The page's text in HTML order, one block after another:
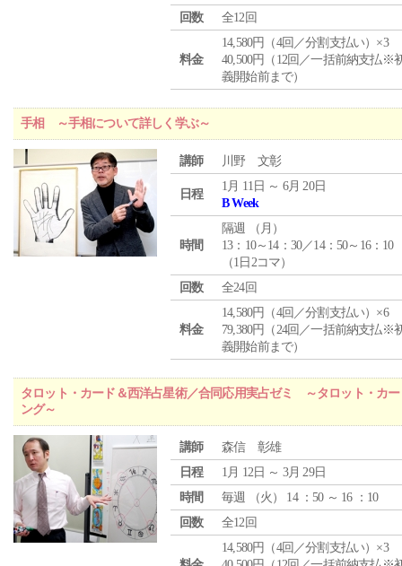
回数
全12回
料金
14,580円（4回／分割支払い）×3
40,500円（12回／一括前納支払※
義開始前まで）
手相 ～手相について詳しく学ぶ～
講師 川野 文彰
日程
1月 11日 ～ 6月 20日
B Week
時間
隔週 （ 月 ）
13：10～14：30／14：50～16：10
（1日2コマ）
回数
全24回
料金
14,580円（4回／分割支払い）×6
79,380円（24回／一括前納支払※
義開始前まで）
タロット・カード＆西洋占星術／合同応用実占ゼミ ～タロット・カ
ング～
講師
森信 彰雄
日程
1月 12日 ～ 3月 29日
時間
毎週 （火 ） 14 ：50 ～ 16 ：10
回数
全12回
14,580円（4回／分割支払い）×3